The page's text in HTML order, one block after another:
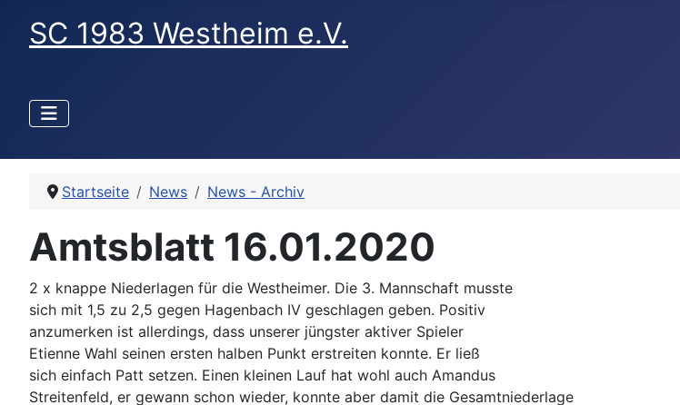
SC 1983 Westheim e.V.
Startseite News News - Archiv
Amtsblatt 16.01.2020
2 x knappe Niederlagen für die Westheimer. Die 3. Mannschaft musste
sich mit 1,5 zu 2,5 gegen Hagenbach IV geschlagen geben. Positiv
anzumerken ist allerdings, dass unserer jüngster aktiver Spieler
Etienne Wahl seinen ersten halben Punkt erstreiten konnte. Er ließ
sich einfach Patt setzen. Einen kleinen Lauf hat wohl auch Amandus
Streitenfeld, er gewann schon wieder, konnte aber damit die Gesamtniederlage